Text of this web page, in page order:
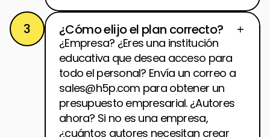
3 ¿Cómo elijo el plan correcto?
¿Empresa? ¿Eres una institución
educativa que desea acceso para
todo el personal? Envía un correo a
sales@h5p.com para obtener un
presupuesto empresarial. ¿Autores
ahora? Si no es una empresa,
¿cuántos autores necesitan crear